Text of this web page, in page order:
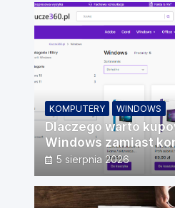
KOMPUTERY WINDOWS
Dlaczego warto
Windows zamiast
nieautoryzowanych
5 sierpnia 2026